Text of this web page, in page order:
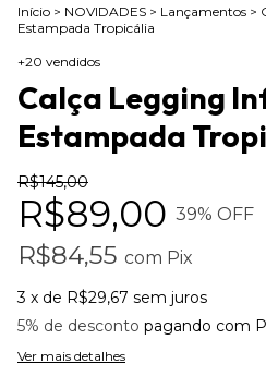
Início > NOVIDADES > Lançamentos >
Estampada Tropicália
+20 vendidos
Calça Legging
Estampada
R$145,00
R$89,00 39% OFF
R$84,55 com Pix
3 x de R$29,67 sem juros
5% de desconto pagando com
Ver mais detalhes